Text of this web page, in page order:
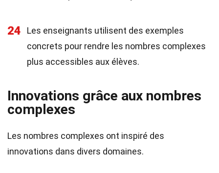
24
Les enseignants utilisent des exemples
concrets pour rendre les nombres complexes
plus accessibles aux élèves.
Innovations grâce aux nombres
complexes
Les nombres complexes ont inspiré des
innovations dans divers domaines.